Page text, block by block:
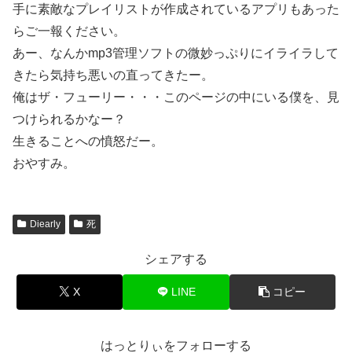
手に素敵なプレイリストが作成されているアプリもあった
らご一報ください。
あー、なんかmp3管理ソフトの微妙っぷりにイライラして
きたら気持ち悪いの直ってきたー。
俺はザ・フューリー・・・このページの中にいる僕を、見
つけられるかなー？
生きることへの憤怒だー。
おやすみ。
Diearly 死
シェアする
X LINE コピー
はっとりぃをフォローする